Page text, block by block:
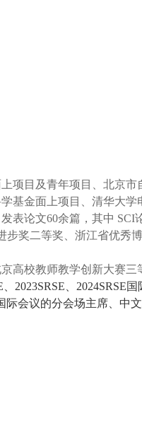
项目及青年项目、北京
基金面上项目、清华大
表论文60余篇，其中 SCI
奖二等奖、浙江省优秀
高校教师教学创新大赛
2023SRSE 2024SRSE国
际会议的分会场主席、 中